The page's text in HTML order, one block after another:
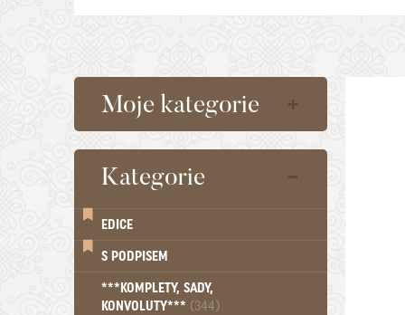
Moje kategorie
Kategorie
EDICE
S PODPISEM
***KOMPLETY, SADY,
KONVOLUTY*** (344)